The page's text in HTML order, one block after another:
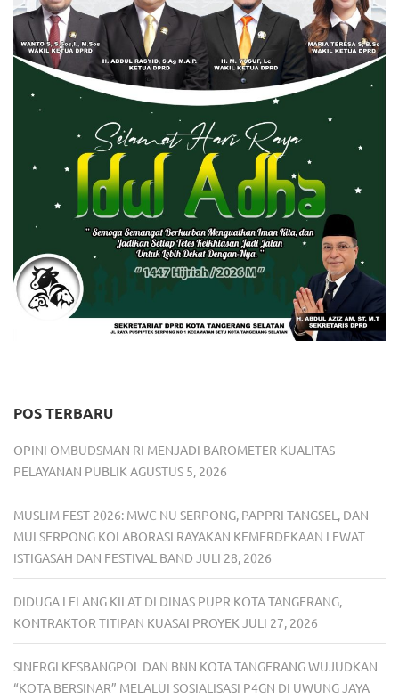
POS TERBARU
OPINI OMBUDSMAN RI MENJADI BAROMETER KUALITAS
PELAYANAN PUBLIK AGUSTUS 5, 2026
MUSLIM FEST 2026: MWC NU SERPONG, PAPPRI TANGSEL, DAN
MUI SERPONG KOLABORASI RAYAKAN KEMERDEKAAN LEWAT
ISTIGASAH DAN FESTIVAL BAND JULI 28, 2026
DIDUGA LELANG KILAT DI DINAS PUPR KOTA TANGERANG,
KONTRAKTOR TITIPAN KUASAI PROYEK JULI 27, 2026
SINERGI KESBANGPOL DAN BNN KOTA TANGERANG WUJUDKAN
“KOTA BERSINAR” MELALUI SOSIALISASI P4GN DI UWUNG JAYA